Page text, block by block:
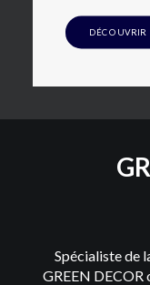
DÉCOUVRIR
Spécialiste de
GREEN